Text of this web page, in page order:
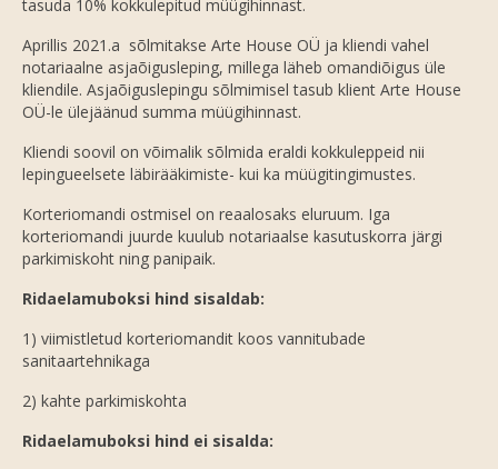
tasuda 10% kokkulepitud müügihinnast.
Aprillis 2021.a sõlmitakse Arte House OÜ ja kliendi vahel
notariaalne asjaõigusleping, millega läheb omandiõigus üle
kliendile. Asjaõiguslepingu sõlmimisel tasub klient Arte House
OÜ-le ülejäänud summa müügihinnast.
Kliendi soovil on võimalik sõlmida eraldi kokkuleppeid nii
lepingueelsete läbirääkimiste- kui ka müügitingimustes.
Korteriomandi ostmisel on reaalosaks eluruum. Iga
korteriomandi juurde kuulub notariaalse kasutuskorra järgi
parkimiskoht ning panipaik.
Ridaelamuboksi hind sisaldab:
1) viimistletud korteriomandit koos vannitubade
sanitaartehnikaga
2) kahte parkimiskohta
Ridaelamuboksi hind ei sisalda: